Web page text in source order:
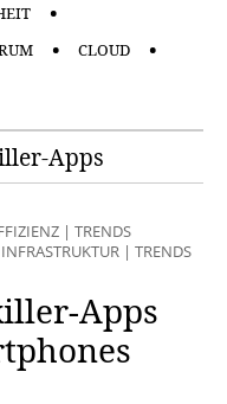
CLOUD
Apps
| TRENDS
INFRASTRUKTUR | TRENDS
Apps